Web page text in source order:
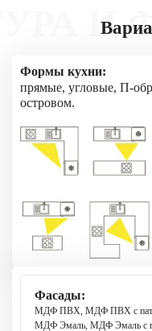
Формы кухни:
прямые, угловые, П-
островом.
Фасады:
МДФ ПВХ, МДФ ПВХ с
МДФ Эмаль, МДФ Эмаль с